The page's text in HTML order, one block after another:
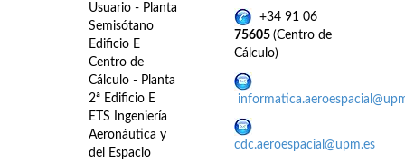
Usuario - Planta
Semisótano
Edificio E
Centro de
Cálculo - Planta
2ª Edificio E
ETS Ingeniería
Aeronáutica y
del Espacio
+34 91 06
75605 (Centro de
Cálculo)
cdc.aeroespacial@upm.es